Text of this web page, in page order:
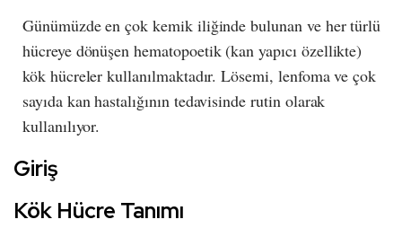
Günümüzde en çok kemik iliğinde bulunan ve her türlü
hücreye dönüşen hematopoetik (kan yapıcı özellikte)
kök hücreler kullanılmaktadır. Lösemi, lenfoma ve çok
sayıda kan hastalığının tedavisinde rutin olarak
kullanılıyor.
Giriş
Kök Hücre Tanımı